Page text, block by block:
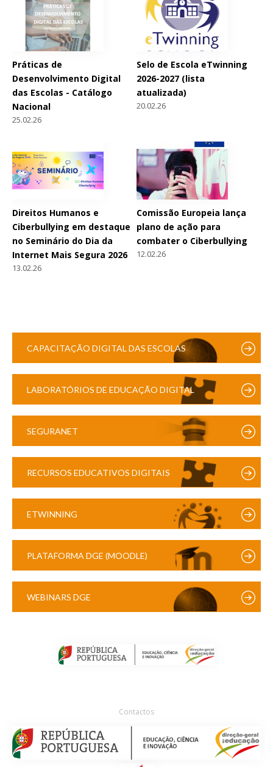
Práticas de
Desenvolvimento Digital
das Escolas - Catálogo
Nacional
25.02.26
Selo de Escola eTwinning
2026-2027 (lista
atualizada)
20.02.26
Direitos Humanos e
Ciberbullying em destaque
no Seminário do Dia da
Internet Mais Segura 2026
13.02.26
Comissão Europeia lança
plano de ação para
combater o Ciberbullying
12.02.26
CAPACITAÇÃO DIGITAL DAS ESCOLAS
LABORATÓRIOS DE EDUCAÇÃO DIGITAL
SEGURANET
RECURSOS EDUCATIVOS DIGITAIS
ETWINNING
PLATAFORMA DGE (MOODLE)
WEBINARS DGE
Contactos